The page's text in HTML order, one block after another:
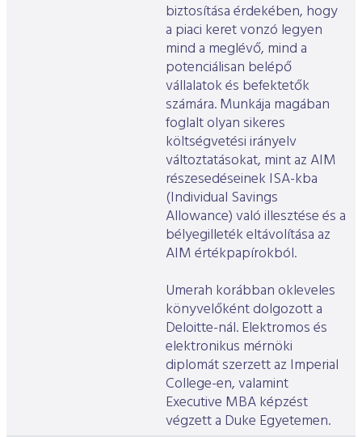
biztosítása érdekében, hogy
a piaci keret vonzó legyen
mind a meglévő, mind a
potenciálisan belépő
vállalatok és befektetők
számára. Munkája magában
foglalt olyan sikeres
költségvetési irányelv
változtatásokat, mint az AIM
részesedéseinek ISA-kba
(Individual Savings
Allowance) való illesztése és a
bélyegilleték eltávolítása az
AIM értékpapírokból.
Umerah korábban okleveles
könyvelőként dolgozott a
Deloitte-nál. Elektromos és
elektronikus mérnöki
diplomát szerzett az Imperial
College-en, valamint
Executive MBA képzést
végzett a Duke Egyetemen.